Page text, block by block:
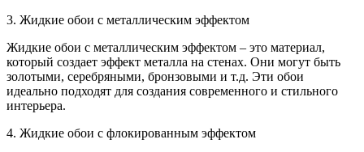
3. Жидкие обои с металлическим эффектом
Жидкие обои с металлическим эффектом – это материал,
который создает эффект металла на стенах. Они могут быть
золотыми, серебряными, бронзовыми и т.д. Эти обои
идеально подходят для создания современного и стильного
интерьера.
4. Жидкие обои с флокированным эффектом